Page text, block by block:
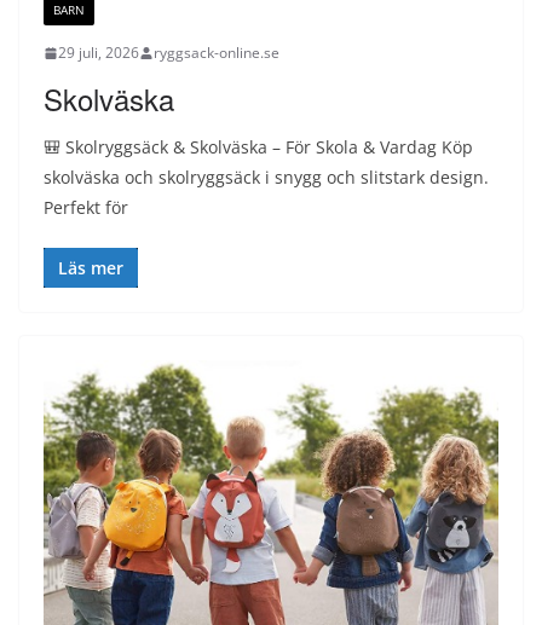
BARN
29 juli, 2026 ryggsack-online.se
Skolväska
🎒 Skolryggsäck & Skolväska – För Skola & Vardag Köp
skolväska och skolryggsäck i snygg och slitstark design.
Perfekt för
Läs mer